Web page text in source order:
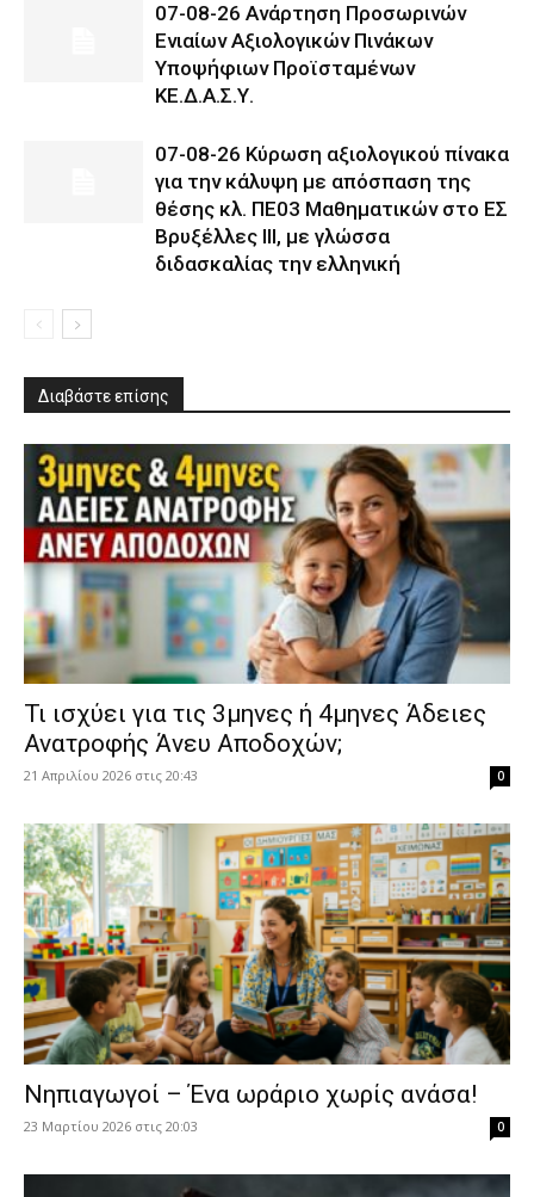
07-08-26 Ανάρτηση Προσωρινών
Ενιαίων Αξιολογικών Πινάκων
Υποψήφιων Προϊσταμένων
ΚΕ.Δ.Α.Σ.Υ.
07-08-26 Κύρωση αξιολογικού πίνακα
για την κάλυψη με απόσπαση της
θέσης κλ. ΠΕ03 Μαθηματικών στο ΕΣ
Βρυξέλλες ΙΙΙ, με γλώσσα
διδασκαλίας την ελληνική
Διαβάστε επίσης
​Τι ισχύει για τις 3μηνες ή 4μηνες Άδειες
Ανατροφής Άνευ Αποδοχών;
21 Απριλίου 2026 στις 20:43 0
Νηπιαγωγοί – Ένα ωράριο χωρίς ανάσα!
23 Μαρτίου 2026 στις 20:03 0